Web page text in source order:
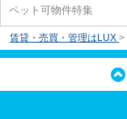
ペット可物件特集
賃貸・売買・管理はLUX >